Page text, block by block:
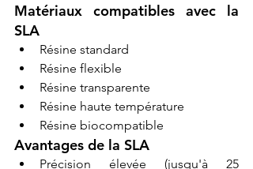
Matériaux compatibles avec la
SLA
Résine standard
Résine flexible
Résine transparente
Résine haute température
Résine biocompatible
Avantages de la SLA
Précision élevée (jusqu'à 25